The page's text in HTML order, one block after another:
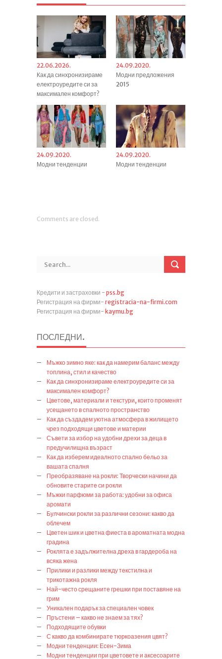
22.06.2026.
Как да синхронизираме
електроуредите си за
максимален комфорт?
24.09.2020.
Модни предложения
2015
24.09.2020.
Модни тенденции
24.09.2020.
Модни тенденции
Comments are closed.
Кредити и застраховки - pss.bg
Регистрация на фирми- registracia-na-firmi.com
Регистрация на фирми- kaymu.bg
ПОСЛЕДНИ.
Мъжко зимно яке: как да намерим баланс между
топлина, стил и качество
Как да синхронизираме електроуредите си за
максимален комфорт?
Цветове, материали и текстури, които променят
усещането в спалното пространство
Как да създадем уютна атмосфера в жилището
чрез подходящи цветове и материи
Съвети за избор на удобни дрехи за деца в
предучилищна възраст
Как да изберем идеалното спално бельо за
вашата спалня
Преобразяване на рокли: Творчески начини да
обновите старите си рокли
Мъжки парфюми за работа: удобни за офиса
аромати
Булчински рокли за различни сезони: какво да
облечем
Цветен шик и цветна фиеста в ароматната модна
градина
Роклята е задължителна дреха в гардероба на
всяка жена
Прилики и разлики между текстилна и
трикотажна рокля
Най-често срещаните грешки при поставяне на
грим
Уникален подарък за специален човек
Пръстени – какво не знаем за тях?
Подходящите обувки
С какво да комбинирате тюркоазения цвят?
Модни тенденции: Есен-Зима
Модни тенденции при цветовете и аксесоарите